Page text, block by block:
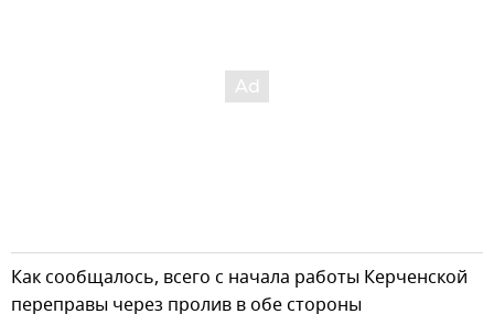
Как сообщалось, всего с начала работы Керченской
переправы через пролив в обе стороны